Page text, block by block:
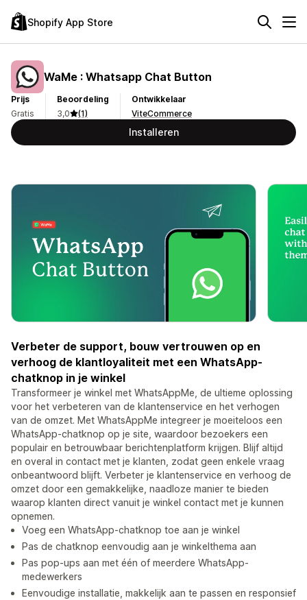
Shopify App Store
WaMe : Whatsapp Chat Button
Prijs
Gratis
Beoordeling
3,0
(1)
Ontwikkelaar
ViteCommerce
Installeren
Verbeter de support, bouw vertrouwen op en
verhoog de klantloyaliteit met een WhatsApp-
chatknop in je winkel
Transformeer je winkel met WhatsAppMe, de ultieme oplossing
voor het verbeteren van de klantenservice en het verhogen
van de omzet. Met WhatsAppMe integreer je moeiteloos een
WhatsApp-chatknop op je site, waardoor bezoekers een
populair en betrouwbaar berichtenplatform krijgen. Blijf altijd
en overal in contact met je klanten, zodat geen enkele vraag
onbeantwoord blijft. Verbeter je klantenservice en verhoog de
omzet door een gemakkelijke, naadloze manier te bieden
waarop klanten direct vanuit je winkel contact met je kunnen
opnemen.
Voeg een WhatsApp-chatknop toe aan je winkel
Pas de chatknop eenvoudig aan je winkelthema aan
Pas pop-ups aan met één of meerdere WhatsApp-
medewerkers
Eenvoudige installatie, makkelijk aan te passen en responsief